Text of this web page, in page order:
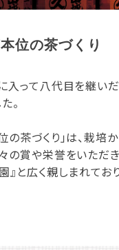
位の茶づくり
入って八代目を継い
。
の茶づくり」は、栽培
の賞や栄誉をいただ
』と広く親しまれてお